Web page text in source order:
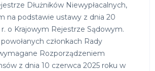
Dłużników Niewypłacalnych,
na podstawie ustawy z dnia 20
r. o Krajowym Rejestrze Sądowym.
członkach Rady
Rozporządzeniem
z dnia 10 czerwca 2025 roku w